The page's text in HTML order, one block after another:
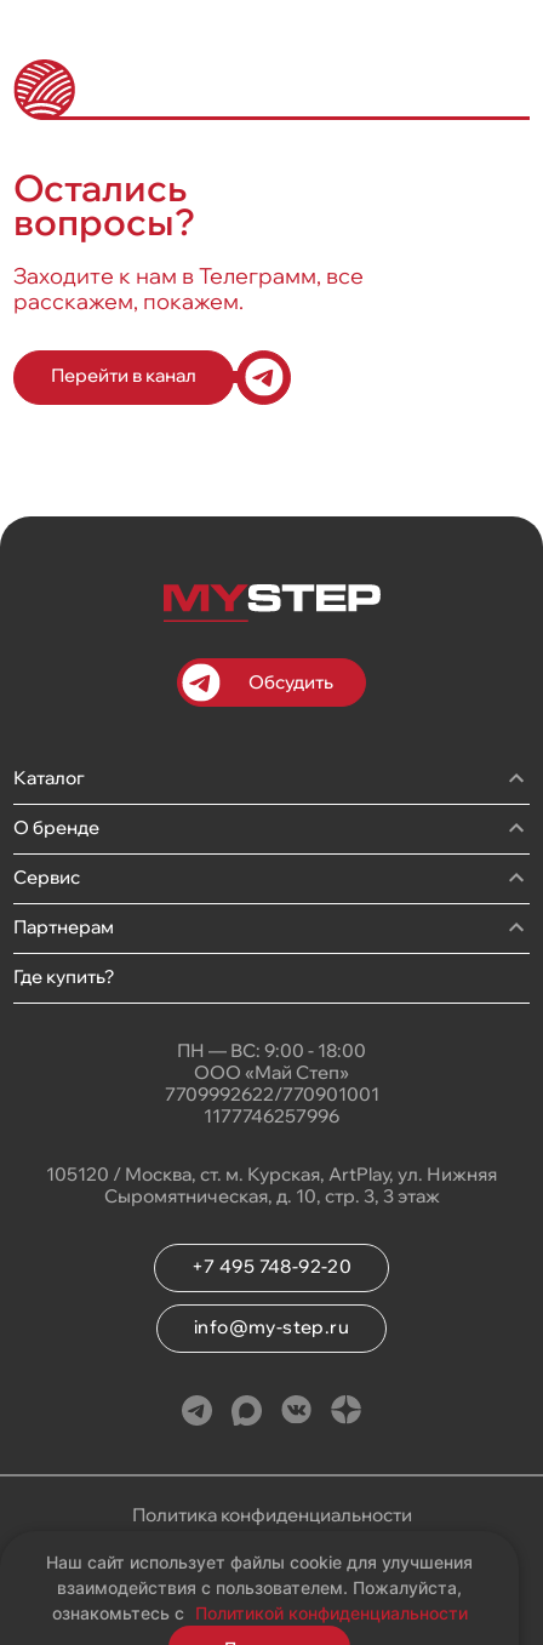
Остались
вопросы?
Заходите к нам в Телеграмм, все
расскажем, покажем.
Перейти в канал
Обсудить
Каталог
О бренде
Сервис
Партнерам
Где купить?
ПН — ВС: 9:00 - 18:00
ООО «Май Степ»
7709992622/770901001
1177746257996
105120 / Москва, ст. м. Курская, ArtPlay, ул. Нижняя
Сыромятническая, д. 10, стр. 3, 3 этаж
+7 495 748-92-20
info@my-step.ru
Политика конфиденциальности
Соглашение на обработку персональных данных
Карта сайта
Наш сайт использует файлы cookie для улучшения
взаимодействия с пользователем. Пожалуйста,
ознакомьтесь с
Политикой конфиденциальности